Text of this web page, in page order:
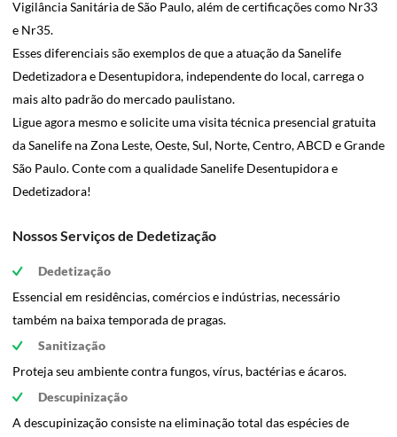
Vigilância Sanitária de São Paulo, além de certificações como Nr33
e Nr35.
Esses diferenciais são exemplos de que a atuação da Sanelife
Dedetizadora e Desentupidora, independente do local, carrega o
mais alto padrão do mercado paulistano.
Ligue agora mesmo e solicite uma visita técnica presencial gratuita
da Sanelife na Zona Leste, Oeste, Sul, Norte, Centro, ABCD e Grande
São Paulo. Conte com a qualidade Sanelife Desentupidora e
Dedetizadora!
Nossos Serviços de Dedetização
Dedetização
Essencial em residências, comércios e indústrias, necessário
também na baixa temporada de pragas.
Sanitização
Proteja seu ambiente contra fungos, vírus, bactérias e ácaros.
Descupinização
A descupinização consiste na eliminação total das espécies de